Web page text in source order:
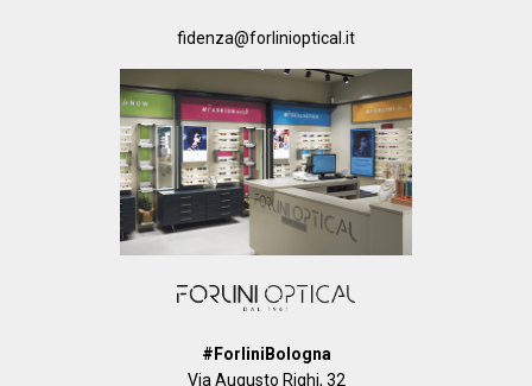
fidenza@forlinioptical.it
#ForliniBologna
Via Augusto Righi, 32